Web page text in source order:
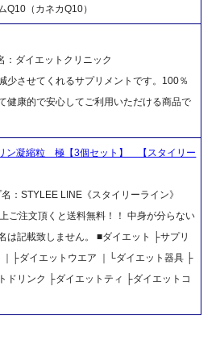
Q10（カネカQ10）
ダイエットクリニック
少させてくれるサプリメントです。100％
健康的で安心してご利用いただける商品で
ン凝縮粒 極【3個セット】 【スタイリー
：STYLEE LINE《スタイリーライン》
ご注文頂くと送料無料！！ 中身が分らない
は記載致しません。 ■ダイエット ├サプリ
｜├ダイエットウエア ｜└ダイエット器具 ├
ドリンク ├ダイエットティ ├ダイエットコ